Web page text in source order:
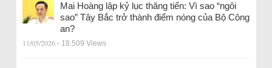
Mai Hoàng lập kỷ lục thăng tiến: Vì sao “ngôi
sao” Tây Bắc trở thành điểm nóng của Bộ Công
an?
11/05/2026 - 18.509 Views